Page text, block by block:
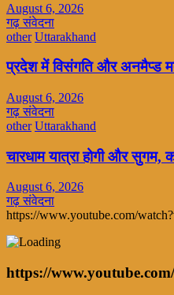
August 6, 2026
गढ़ संवेदना
other Uttarakhand
प्रदेश में विसंगति और अनमैप्ड
August 6, 2026
गढ़ संवेदना
other Uttarakhand
चारधाम यात्रा होगी और सुगम,
August 6, 2026
गढ़ संवेदना
https://www.youtube.com/
https://